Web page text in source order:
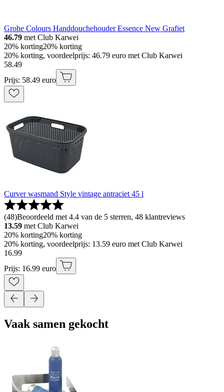
Grohe Colours Handdouchehouder Essence New Grafiet
46.79 met Club Karwei
20% korting20% korting
20% korting, voordeelprijs: 46.79 euro met Club Karwei
58.49
Prijs: 58.49 euro
Curver wasmand Style vintage antraciet 45 l
(48)Beoordeeld met 4.4 van de 5 sterren, 48 klantreviews
13.59 met Club Karwei
20% korting20% korting
20% korting, voordeelprijs: 13.59 euro met Club Karwei
16.99
Prijs: 16.99 euro
Vaak samen gekocht